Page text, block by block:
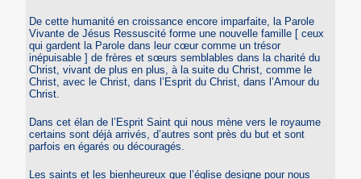
De cette humanité en croissance encore imparfaite, la Parole
Vivante de Jésus Ressuscité forme une nouvelle famille [ ceux
qui gardent la Parole dans leur cœur comme un trésor
inépuisable ] de frères et sœurs semblables dans la charité du
Christ, vivant de plus en plus, à la suite du Christ, comme le
Christ, avec le Christ, dans l’Esprit du Christ, dans l’Amour du
Christ.
Dans cet élan de l’Esprit Saint qui nous mène vers le royaume
certains sont déjà arrivés, d’autres sont près du but et sont
parfois en égarés ou découragés.
Les saints et les bienheureux que l’église designe pour nous